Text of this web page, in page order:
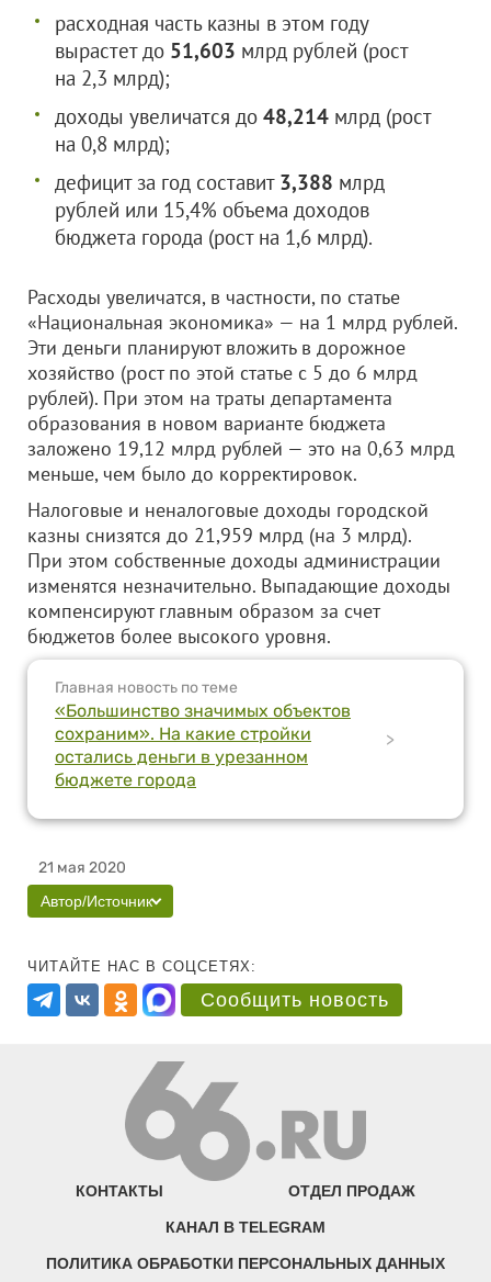
расходная часть казны в этом году
вырастет до 51,603 млрд рублей (рост
на 2,3 млрд);
доходы увеличатся до 48,214 млрд (рост
на 0,8 млрд);
дефицит за год составит 3,388 млрд
рублей или 15,4% объема доходов
бюджета города (рост на 1,6 млрд).
Расходы увеличатся, в частности, по статье
«Национальная экономика» — на 1 млрд рублей.
Эти деньги планируют вложить в дорожное
хозяйство (рост по этой статье с 5 до 6 млрд
рублей). При этом на траты департамента
образования в новом варианте бюджета
заложено 19,12 млрд рублей — это на 0,63 млрд
меньше, чем было до корректировок.
Налоговые и неналоговые доходы городской
казны снизятся до 21,959 млрд (на 3 млрд).
При этом собственные доходы администрации
изменятся незначительно. Выпадающие доходы
компенсируют главным образом за счет
бюджетов более высокого уровня.
Главная новость по теме
«Большинство значимых объектов
сохраним». На какие стройки
остались деньги в урезанном
бюджете города
>
21 мая 2020
Автор/Источник
ЧИТАЙТЕ НАС В СОЦСЕТЯХ:
Сообщить новость
КОНТАКТЫ ОТДЕЛ ПРОДАЖ
КАНАЛ В TELEGRAM
ПОЛИТИКА ОБРАБОТКИ ПЕРСОНАЛЬНЫХ ДАННЫХ